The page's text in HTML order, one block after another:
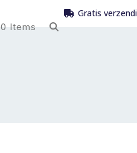
Gratis
0 Items